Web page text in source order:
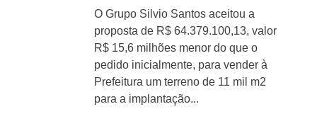
O Grupo Silvio Santos aceitou a
proposta de R$ 64.379.100,13, valor
R$ 15,6 milhões menor do que o
pedido inicialmente, para vender à
Prefeitura um terreno de 11 mil m2
para a implantação...